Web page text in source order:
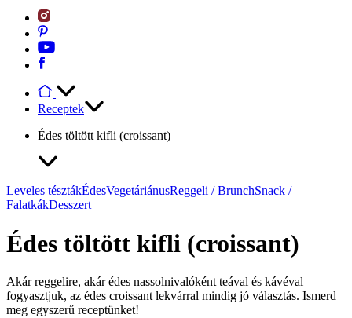
Receptek
Édes töltött kifli (croissant)
Leveles tésztákÉdesVegetáriánusReggeli / BrunchSnack /
FalatkákDesszert
Édes töltött kifli (croissant)
Akár reggelire, akár édes nassolnivalóként teával és kávéval
fogyasztjuk, az édes croissant lekvárral mindig jó választás. Ismerd
meg egyszerű receptünket!